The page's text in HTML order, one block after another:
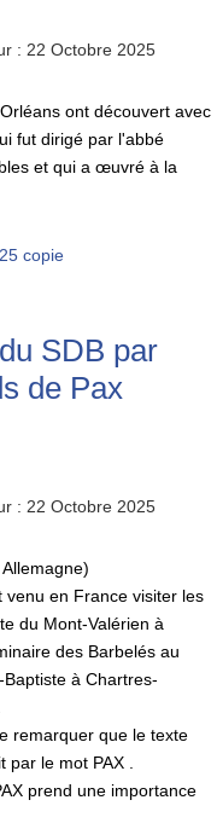
: 22 Octobre 2025
ont découvert avec
fut dirigé par l'abbé
et qui a œuvré à la
SDB par
de Pax
: 22 Octobre 2025
venu en France visiter les
du Mont-Valérien à
des Barbelés au
à Chartres-
remarquer que le texte
le mot PAX .
prend une importance